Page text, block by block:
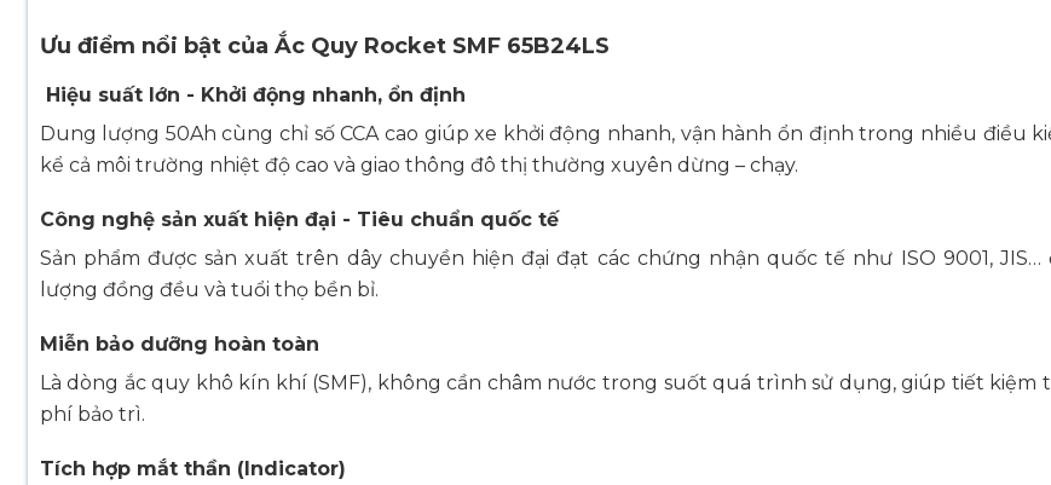
Ưu điểm nổi bật của Ắc Quy Rocket SMF 65B24LS
Hiệu suất lớn - Khởi động nhanh, ổn định
Dung lượng 50Ah cùng chỉ số CCA cao giúp xe khởi động nhanh, vận hành ổn định trong nhiều điều
kể cả môi trường nhiệt độ cao và giao thông đô thị thường xuyên dừng – chạy.
Công nghệ sản xuất hiện đại - Tiêu chuẩn quốc tế
Sản phẩm được sản xuất trên dây chuyền hiện đại đạt các chứng nhận quốc tế như ISO 9001, JIS…
lượng đồng đều và tuổi thọ bền bỉ.
Miễn bảo dưỡng hoàn toàn
Là dòng ắc quy khô kín khí (SMF), không cần châm nước trong suốt quá trình sử dụng, giúp tiết kiệm
phí bảo trì.
Tích hợp mắt thần (Indicator)